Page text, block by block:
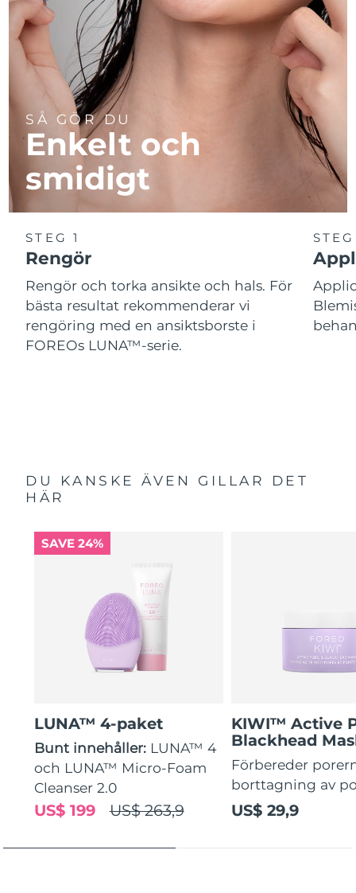
SÅ GÖR DU
Enkelt och
smidigt
STEG 1
Rengör
Rengör och torka ansikte och hals. För
bästa resultat rekommenderar vi
rengöring med en ansiktsborste i
FOREOs LUNA™-serie.
DU KANSKE ÄVEN GILLAR DET
HÄR
SAVE 24%
LUNA™ 4-paket
Bunt innehåller: LUNA™ 4
och LUNA™ Micro-Foam
Cleanser 2.0
US$ 263,9
US$ 199
KIWI™ Active
Blackhead
Förbereder
borttagning av
US$ 29,9